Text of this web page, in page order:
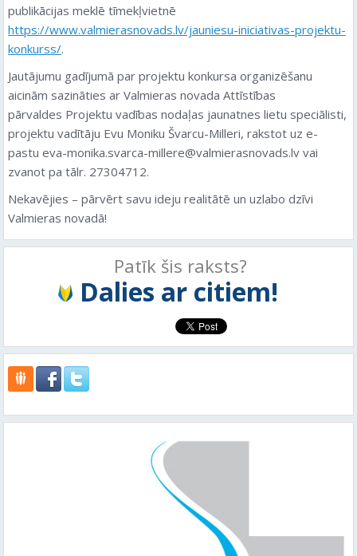
publikācijas meklē tīmekļvietnē
https://www.valmierasnovads.lv/jauniesu-iniciativas-projektu-
konkurss/.
Jautājumu gadījumā par projektu konkursa organizēšanu
aicinām sazināties ar Valmieras novada Attīstības
pārvaldes Projektu vadības nodaļas jaunatnes lietu speciālisti,
projektu vadītāju Evu Moniku Švarcu-Milleri, rakstot uz e-
pastu eva-monika.svarca-millere@valmierasnovads.lv vai
zvanot pa tālr. 27304712.
Nekavējies – pārvērt savu ideju realitātē un uzlabo dzīvi
Valmieras novadā!
Patīk šis raksts?
Dalies ar citiem!